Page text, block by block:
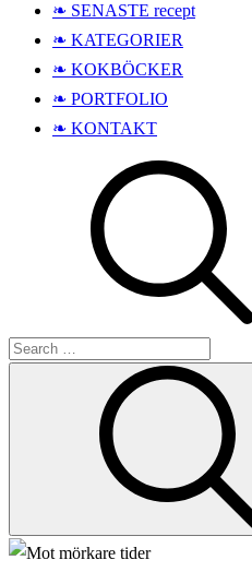
❧ SENASTE recept
❧ KATEGORIER
❧ KOKBÖCKER
❧ PORTFOLIO
❧ KONTAKT
Search